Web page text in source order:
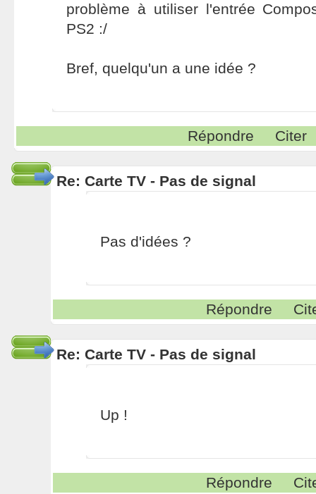
problème à utiliser l'entrée
PS2 :/
Bref, quelqu'un a une idée ?
Répondre Citer
Re: Carte TV - Pas de signal
Pas d'idées ?
Répondre
Re: Carte TV - Pas de signal
Up !
Répondre